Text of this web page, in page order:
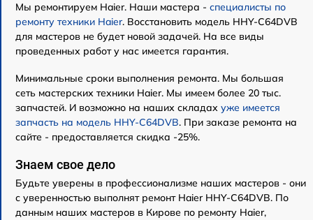
Мы ремонтируем Haier. Наши мастера - специалисты по
ремонту техники Haier. Восстановить модель HHY-C64DVB
для мастеров не будет новой задачей. На все виды
проведенных работ у нас имеется гарантия.
Минимальные сроки выполнения ремонта. Мы большая
сеть мастерских техники Haier. Мы имеем более 20 тыс.
запчастей. И возможно на наших складах уже имеется
запчасть на модель HHY-C64DVB. При заказе ремонта на
сайте - предоставляется скидка -25%.
Знаем свое дело
Будьте уверены в профессионализме наших мастеров - они
с уверенностью выполнят ремонт Haier HHY-C64DVB. По
данным наших мастеров в Кирове по ремонту Haier,